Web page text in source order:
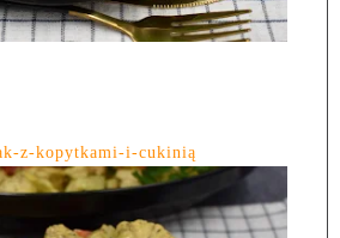
z-kopytkami-i-cukinią